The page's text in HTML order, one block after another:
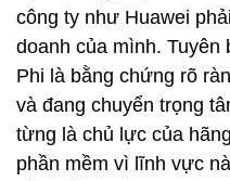
công ty như Huawei
doanh của mình. Tuyên
Phi là bằng chứng rõ
và đang chuyển trọng
từng là chủ lực của
phần mềm vì lĩnh vực